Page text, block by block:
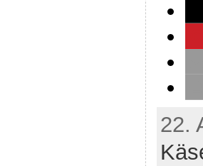
22.